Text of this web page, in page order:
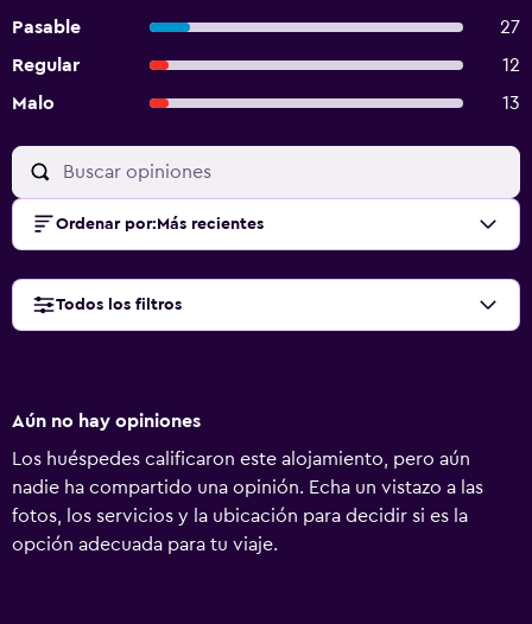
Pasable
27
Regular
12
Malo
13
Ordenar por: Más recientes
Todos los filtros
Aún no hay opiniones
Los huéspedes calificaron este alojamiento, pero aún
nadie ha compartido una opinión. Echa un vistazo a las
fotos, los servicios y la ubicación para decidir si es la
opción adecuada para tu viaje.